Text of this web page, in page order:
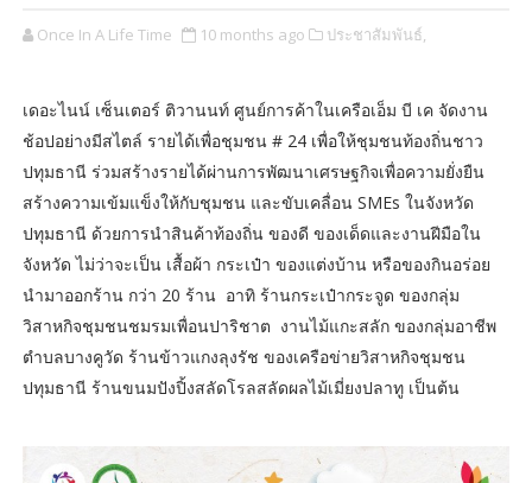
Once In A Life Time 10 months ago ประชาสัมพันธ์,
เดอะไนน์ เซ็นเตอร์ ติวานนท์ ศูนย์การค้าในเครือเอ็ม บี เค จัดงาน
ช้อปอย่างมีสไตล์ รายได้เพื่อชุมชน # 24 เพื่อให้ชุมชนท้องถิ่นชาว
ปทุมธานี ร่วมสร้างรายได้ผ่านการพัฒนาเศรษฐกิจเพื่อความยั่งยืน
สร้างความเข้มแข็งให้กับชุมชน และขับเคลื่อน SMEs ในจังหวัด
ปทุมธานี ด้วยการนำสินค้าท้องถิ่น ของดี ของเด็ดและงานฝีมือใน
จังหวัด ไม่ว่าจะเป็น เสื้อผ้า กระเป๋า ของแต่งบ้าน หรือของกินอร่อย
นำมาออกร้าน กว่า 20 ร้าน อาทิ ร้านกระเป๋ากระจูด ของกลุ่ม
วิสาหกิจชุมชนชมรมเพื่อนปาริชาต งานไม้แกะสลัก ของกลุ่มอาชีพ
ตำบลบางคูวัด ร้านข้าวแกงลุงรัช ของเครือข่ายวิสาหกิจชุมชน
ปทุมธานี ร้านขนมปังปิ้งสลัดโรลสลัดผลไม้เมี่ยงปลาทู เป็นต้น